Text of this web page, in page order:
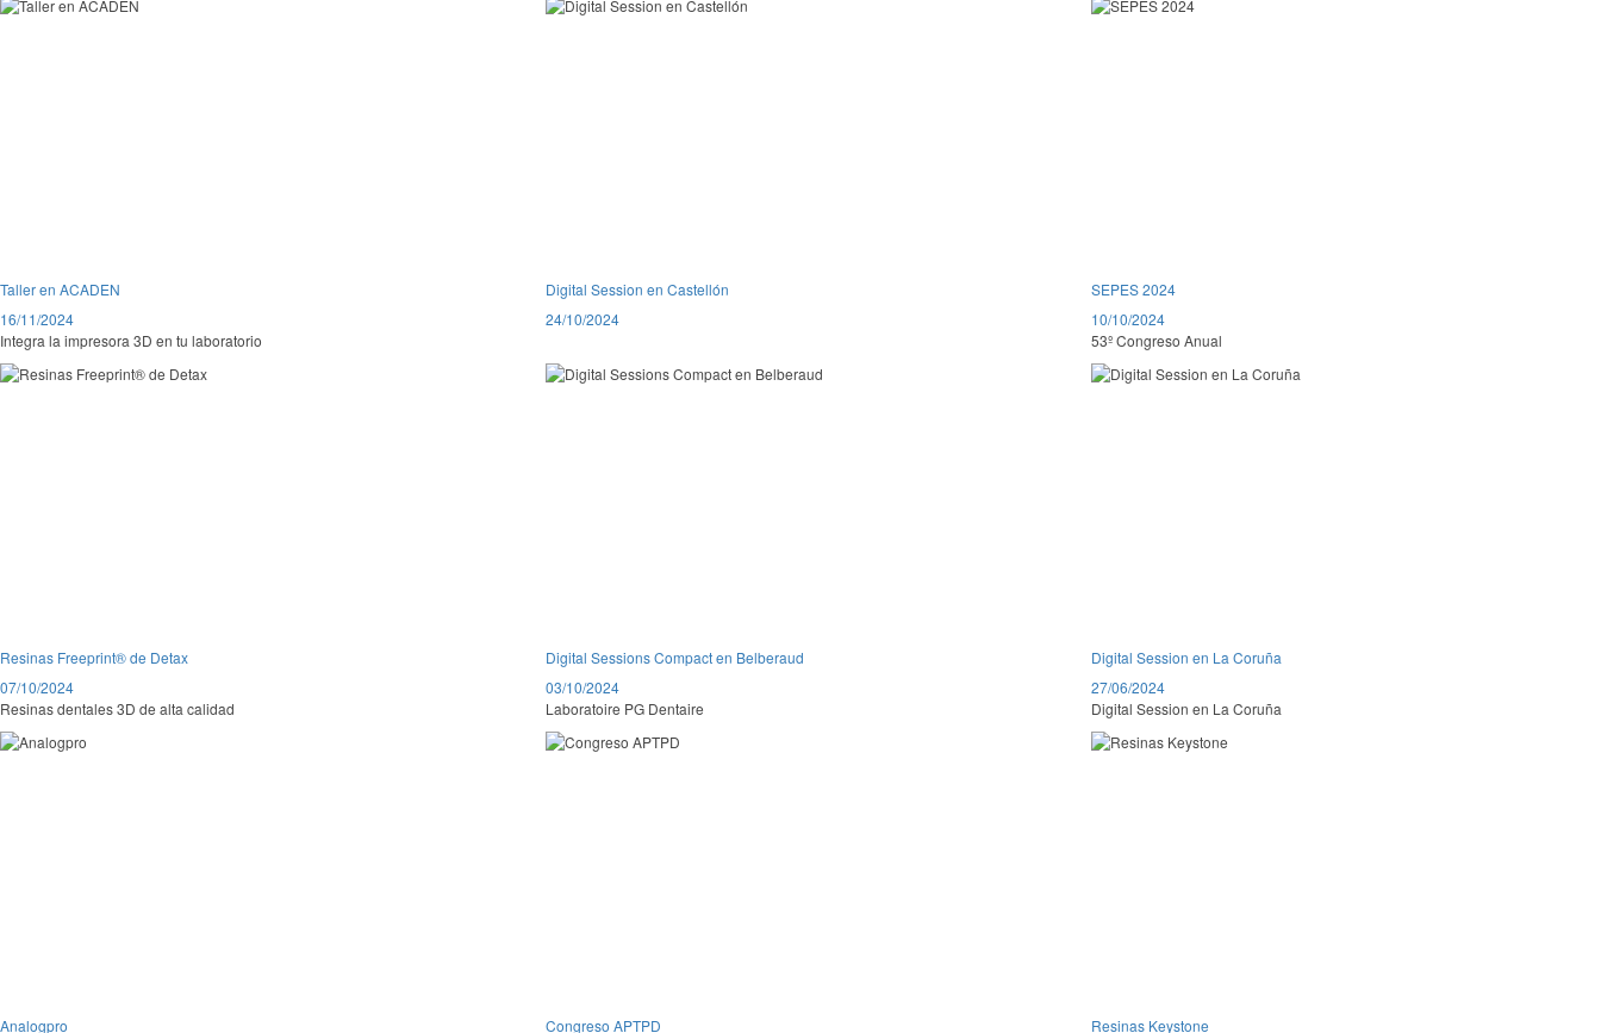
Taller en ACADEN
16/11/2024
Integra la impresora 3D en tu laboratorio
Digital Session en Castellón
24/10/2024
SEPES 2024
10/10/2024
53º Congreso Anual
Resinas Freeprint® de Detax
07/10/2024
Resinas dentales 3D de alta calidad
Digital Sessions Compact en Belberaud
03/10/2024
Laboratoire PG Dentaire
Digital Session en La Coruña
27/06/2024
Digital Session en La Coruña
Analogpro Congreso APTPD Resinas Keystone